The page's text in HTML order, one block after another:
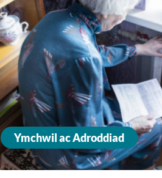
Ymchwil ac Adroddiad